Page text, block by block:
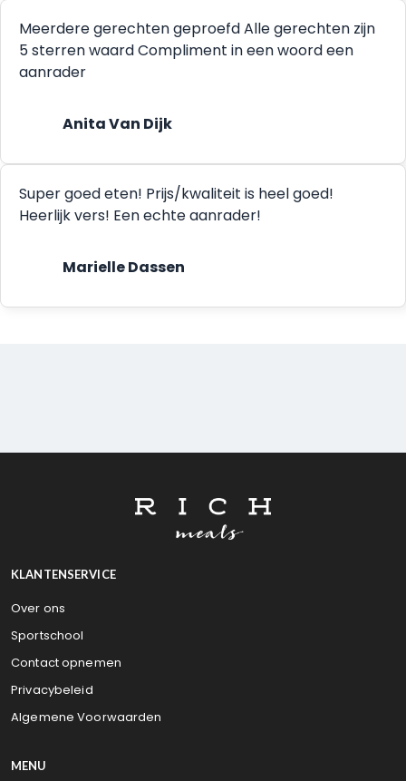
Meerdere gerechten geproefd Alle gerechten zijn
5 sterren waard Compliment in een woord een
aanrader
Anita Van Dijk
Super goed eten! Prijs/kwaliteit is heel goed!
Heerlijk vers! Een echte aanrader!
Marielle Dassen
KLANTENSERVICE
Over ons
Sportschool
Contact opnemen
Privacybeleid
Algemene Voorwaarden
MENU